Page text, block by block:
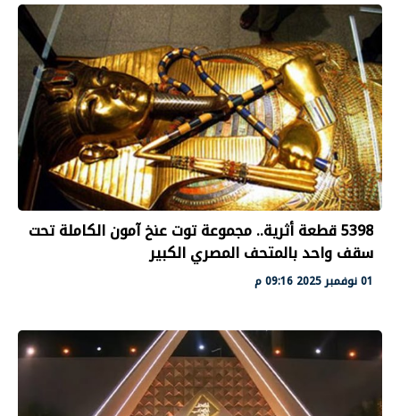
5398 قطعة أثرية.. مجموعة توت عنخ آمون الكاملة تحت
سقف واحد بالمتحف المصري الكبير
01 نوفمبر 2025 09:16 م